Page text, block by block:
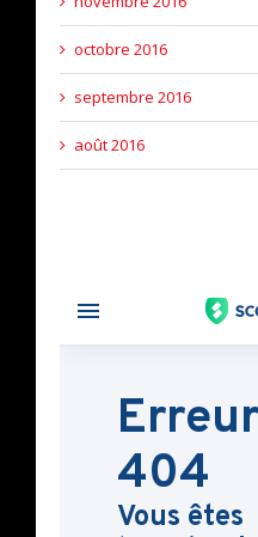
octobre 2016
septembre 2016
août 2016